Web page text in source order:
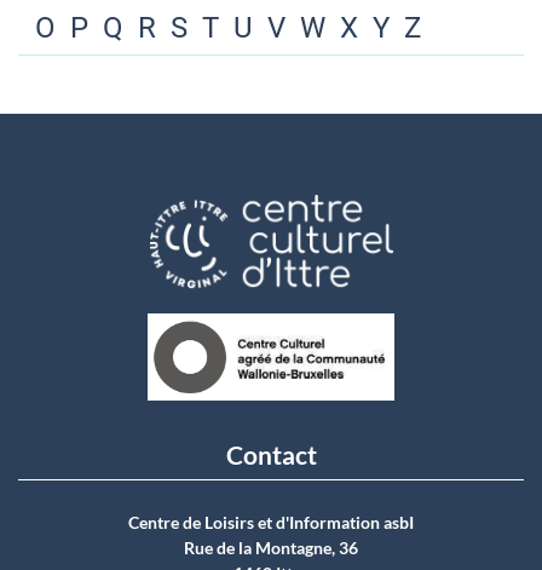
O P Q R S T U V W X Y Z
Contact
Centre de Loisirs et d'Information asbI
Rue de la Montagne, 36